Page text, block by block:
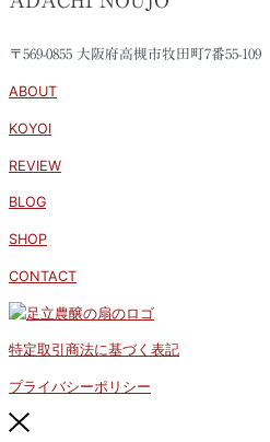
〒569-0855 大阪府高槻市牧田町7番55-109
ABOUT
KOYOI
REVIEW
BLOG
SHOP
CONTACT
特定取引商法に基づく表記
プライバシーポリシー